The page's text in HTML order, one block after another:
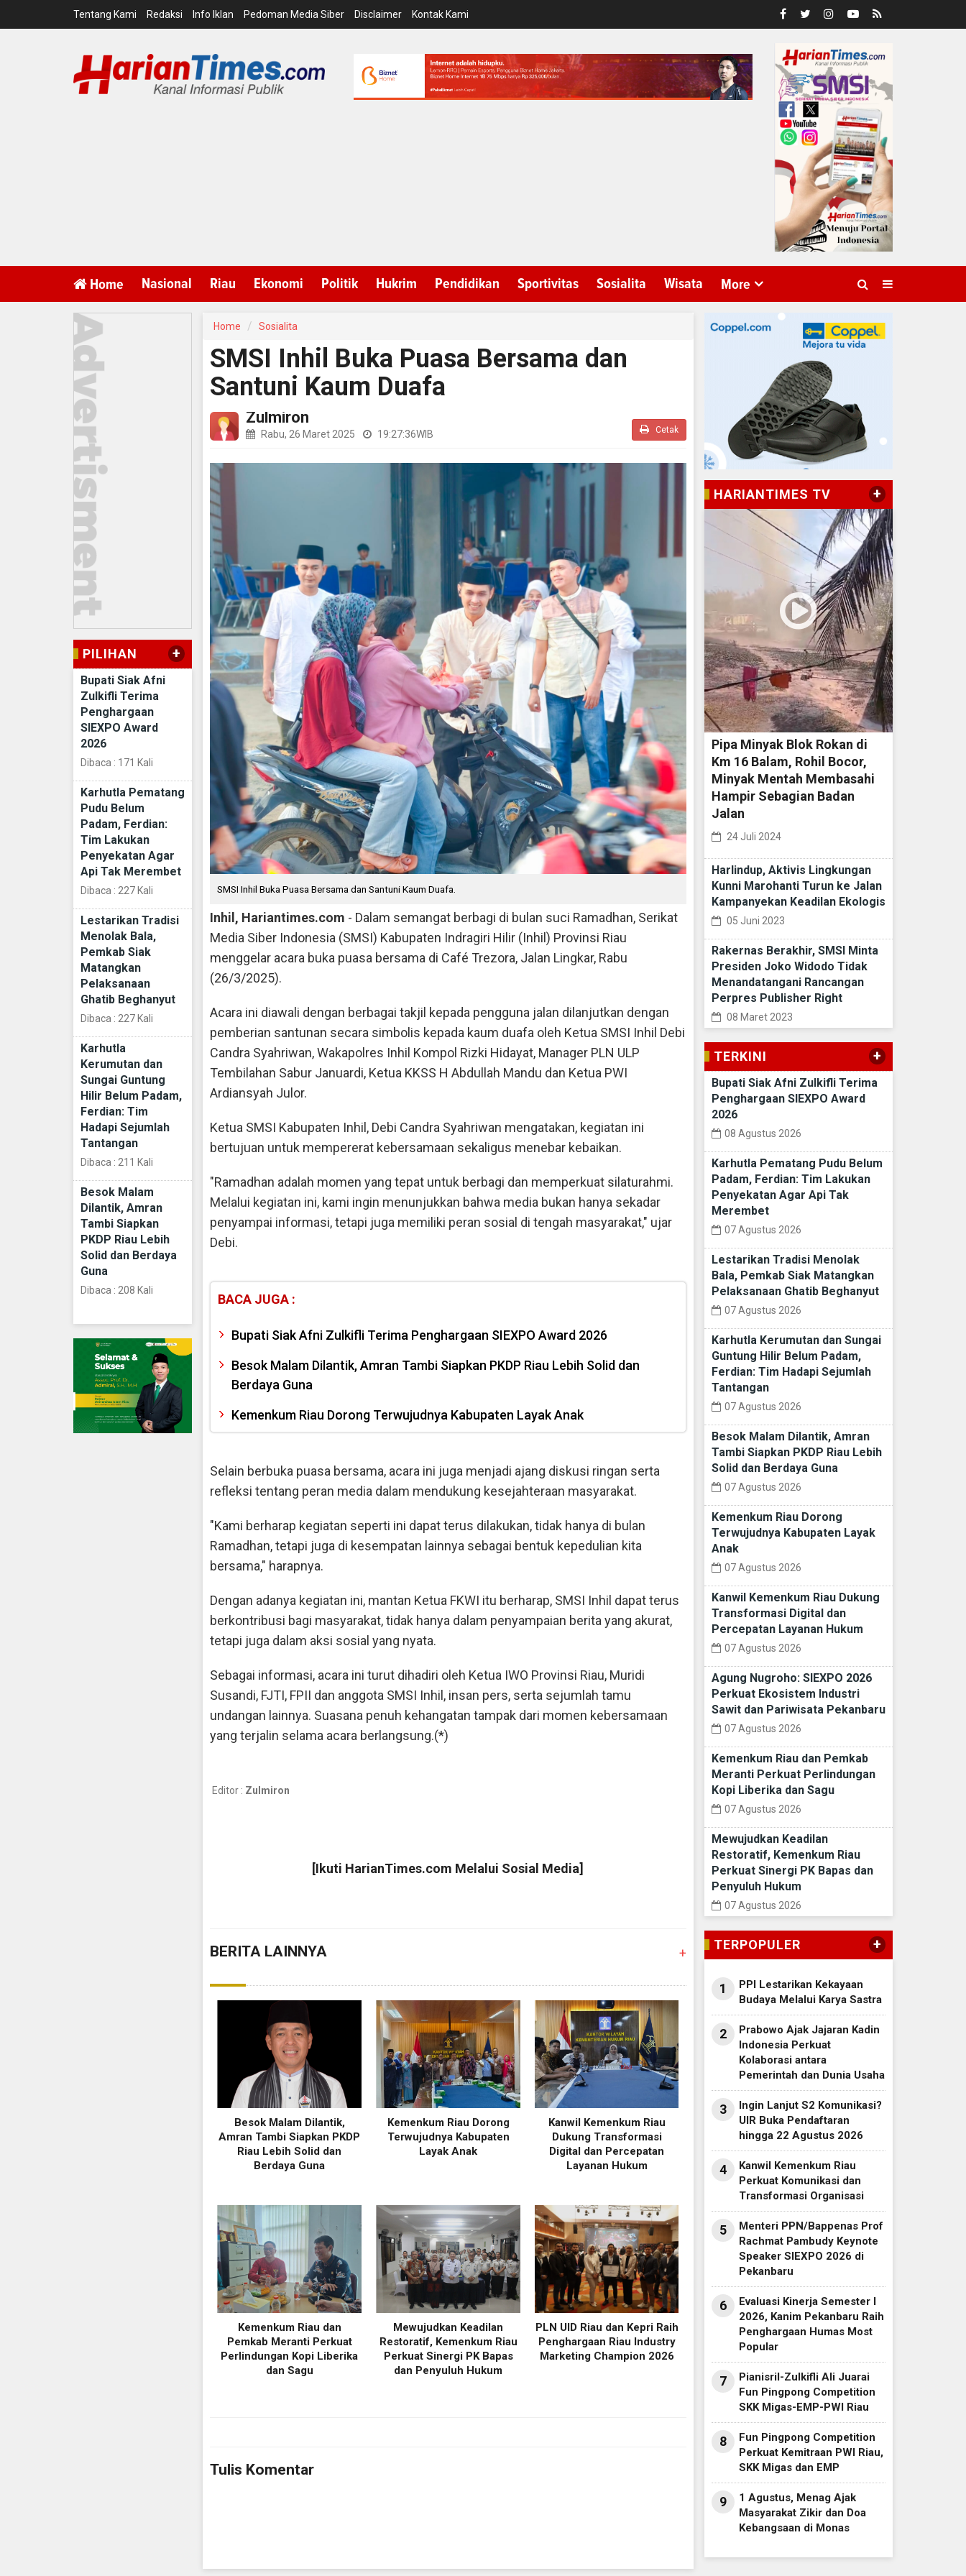
Tentang Kami Redaksi Info Iklan Pedoman Media Siber Disclaimer Kontak Kami
Home Nasional Riau Ekonomi Politik Hukrim Pendidikan Sportivitas Sosialita Wisata More
PILIHAN +
Bupati Siak Afni
Zulkifli Terima
Penghargaan
SIEXPO Award
2026
Dibaca : 171 Kali
Karhutla Pematang
Pudu Belum
Padam, Ferdian:
Tim Lakukan
Penyekatan Agar
Api Tak Merembet
Dibaca : 227 Kali
Lestarikan Tradisi
Menolak Bala,
Pemkab Siak
Matangkan
Pelaksanaan
Ghatib Beghanyut
Dibaca : 227 Kali
Karhutla
Kerumutan dan
Sungai Guntung
Hilir Belum Padam,
Ferdian: Tim
Hadapi Sejumlah
Tantangan
Dibaca : 211 Kali
Besok Malam
Dilantik, Amran
Tambi Siapkan
PKDP Riau Lebih
Solid dan Berdaya
Guna
Dibaca : 208 Kali
Home Sosialita
SMSI Inhil Buka Puasa Bersama dan
Santuni Kaum Duafa
Zulmiron
Rabu, 26 Maret 2025 19:27:36WIB Cetak
SMSI Inhil Buka Puasa Bersama dan Santuni Kaum Duafa.
Inhil, Hariantimes.com - Dalam semangat berbagi di bulan suci Ramadhan, Serikat
Media Siber Indonesia (SMSI) Kabupaten Indragiri Hilir (Inhil) Provinsi Riau
menggelar acara buka puasa bersama di Café Trezora, Jalan Lingkar, Rabu
(26/3/2025).
Acara ini diawali dengan berbagai takjil kepada pengguna jalan dilanjutkan dengan
pemberian santunan secara simbolis kepada kaum duafa oleh Ketua SMSI Inhil Debi
Candra Syahriwan, Wakapolres Inhil Kompol Rizki Hidayat, Manager PLN ULP
Tembilahan Sabur Januardi, Ketua KKSS H Abdullah Mandu dan Ketua PWI
Ardiansyah Julor.
Ketua SMSI Kabupaten Inhil, Debi Candra Syahriwan mengatakan, kegiatan ini
bertujuan untuk mempererat kebersamaan sekaligus menebar kebaikan.
"Ramadhan adalah momen yang tepat untuk berbagi dan memperkuat silaturahmi.
Melalui kegiatan ini, kami ingin menunjukkan bahwa media bukan hanya sekadar
penyampai informasi, tetapi juga memiliki peran sosial di tengah masyarakat," ujar
Debi.
BACA JUGA :
Bupati Siak Afni Zulkifli Terima Penghargaan SIEXPO Award 2026
Besok Malam Dilantik, Amran Tambi Siapkan PKDP Riau Lebih Solid dan
Berdaya Guna
Kemenkum Riau Dorong Terwujudnya Kabupaten Layak Anak
Selain berbuka puasa bersama, acara ini juga menjadi ajang diskusi ringan serta
refleksi tentang peran media dalam mendukung kesejahteraan masyarakat.
"Kami berharap kegiatan seperti ini dapat terus dilakukan, tidak hanya di bulan
Ramadhan, tetapi juga di kesempatan lainnya sebagai bentuk kepedulian kita
bersama," harapnya.
Dengan adanya kegiatan ini, mantan Ketua FKWI itu berharap, SMSI Inhil dapat terus
berkontribusi bagi masyarakat, tidak hanya dalam penyampaian berita yang akurat,
tetapi juga dalam aksi sosial yang nyata.
Sebagai informasi, acara ini turut dihadiri oleh Ketua IWO Provinsi Riau, Muridi
Susandi, FJTI, FPII dan anggota SMSI Inhil, insan pers, serta sejumlah tamu
undangan lainnya. Suasana penuh kehangatan tampak dari momen kebersamaan
yang terjalin selama acara berlangsung.(*)
Editor : Zulmiron
[Ikuti HarianTimes.com Melalui Sosial Media]
BERITA LAINNYA +
Besok Malam Dilantik,
Amran Tambi Siapkan PKDP
Riau Lebih Solid dan
Berdaya Guna
Kemenkum Riau Dorong
Terwujudnya Kabupaten
Layak Anak
Kanwil Kemenkum Riau
Dukung Transformasi
Digital dan Percepatan
Layanan Hukum
Kemenkum Riau dan
Pemkab Meranti Perkuat
Perlindungan Kopi Liberika
dan Sagu
Mewujudkan Keadilan
Restoratif, Kemenkum Riau
Perkuat Sinergi PK Bapas
dan Penyuluh Hukum
PLN UID Riau dan Kepri Raih
Penghargaan Riau Industry
Marketing Champion 2026
Tulis Komentar
HARIANTIMES TV +
Pipa Minyak Blok Rokan di
Km 16 Balam, Rohil Bocor,
Minyak Mentah Membasahi
Hampir Sebagian Badan
Jalan
24 Juli 2024
Harlindup, Aktivis Lingkungan
Kunni Marohanti Turun ke Jalan
Kampanyekan Keadilan Ekologis
05 Juni 2023
Rakernas Berakhir, SMSI Minta
Presiden Joko Widodo Tidak
Menandatangani Rancangan
Perpres Publisher Right
08 Maret 2023
TERKINI +
Bupati Siak Afni Zulkifli Terima
Penghargaan SIEXPO Award
2026
08 Agustus 2026
Karhutla Pematang Pudu Belum
Padam, Ferdian: Tim Lakukan
Penyekatan Agar Api Tak
Merembet
07 Agustus 2026
Lestarikan Tradisi Menolak
Bala, Pemkab Siak Matangkan
Pelaksanaan Ghatib Beghanyut
07 Agustus 2026
Karhutla Kerumutan dan Sungai
Guntung Hilir Belum Padam,
Ferdian: Tim Hadapi Sejumlah
Tantangan
07 Agustus 2026
Besok Malam Dilantik, Amran
Tambi Siapkan PKDP Riau Lebih
Solid dan Berdaya Guna
07 Agustus 2026
Kemenkum Riau Dorong
Terwujudnya Kabupaten Layak
Anak
07 Agustus 2026
Kanwil Kemenkum Riau Dukung
Transformasi Digital dan
Percepatan Layanan Hukum
07 Agustus 2026
Agung Nugroho: SIEXPO 2026
Perkuat Ekosistem Industri
Sawit dan Pariwisata Pekanbaru
07 Agustus 2026
Kemenkum Riau dan Pemkab
Meranti Perkuat Perlindungan
Kopi Liberika dan Sagu
07 Agustus 2026
Mewujudkan Keadilan
Restoratif, Kemenkum Riau
Perkuat Sinergi PK Bapas dan
Penyuluh Hukum
07 Agustus 2026
TERPOPULER +
1
PPI Lestarikan Kekayaan
Budaya Melalui Karya Sastra
2
Prabowo Ajak Jajaran Kadin
Indonesia Perkuat
Kolaborasi antara
Pemerintah dan Dunia Usaha
3
Ingin Lanjut S2 Komunikasi?
UIR Buka Pendaftaran
hingga 22 Agustus 2026
4
Kanwil Kemenkum Riau
Perkuat Komunikasi dan
Transformasi Organisasi
5
Menteri PPN/Bappenas Prof
Rachmat Pambudy Keynote
Speaker SIEXPO 2026 di
Pekanbaru
6
Evaluasi Kinerja Semester I
2026, Kanim Pekanbaru Raih
Penghargaan Humas Most
Popular
7
Pianisril-Zulkifli Ali Juarai
Fun Pingpong Competition
SKK Migas-EMP-PWI Riau
8
Fun Pingpong Competition
Perkuat Kemitraan PWI Riau,
SKK Migas dan EMP
9
1 Agustus, Menag Ajak
Masyarakat Zikir dan Doa
Kebangsaan di Monas